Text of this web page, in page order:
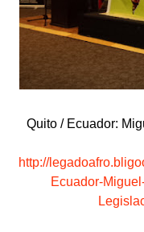
Quito / Ecuador:
http://
Ecuador-